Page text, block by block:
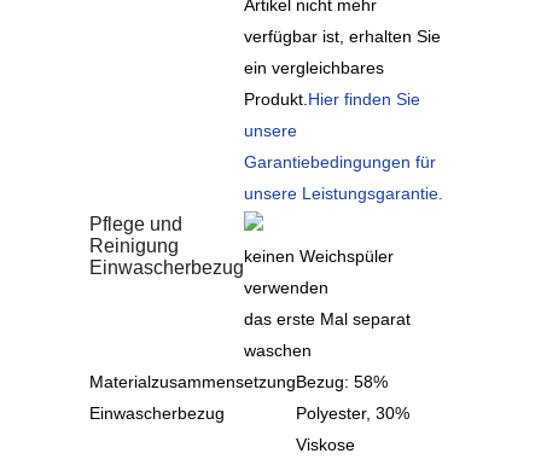
Artikel nicht mehr
verfügbar ist, erhalten Sie
ein vergleichbares
Produkt. Hier finden Sie
unsere
Garantiebedingungen für
unsere Leistungsgarantie.
Pflege und
Reinigung
Einwascherbezug
keinen Weichspüler
verwenden
das erste Mal separat
waschen
Materialzusammensetzung
Einwascherbezug
Bezug: 58%
Polyester, 30%
Viskose